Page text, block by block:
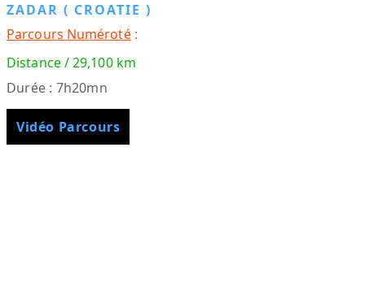
ZADAR ( CROATIE )
Parcours Numéroté:
Distance / 29,100 km
Durée : 7h20mn
Vidéo Parcours